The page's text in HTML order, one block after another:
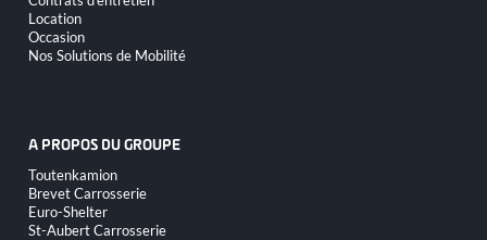
contenu
Location
Occasion
Nos Solutions de Mobilité
A PROPOS DU GROUPE
Aller
au
contenu
Toutenkamion
Brevet Carrosserie
Euro-Shelter
St-Aubert Carrosserie